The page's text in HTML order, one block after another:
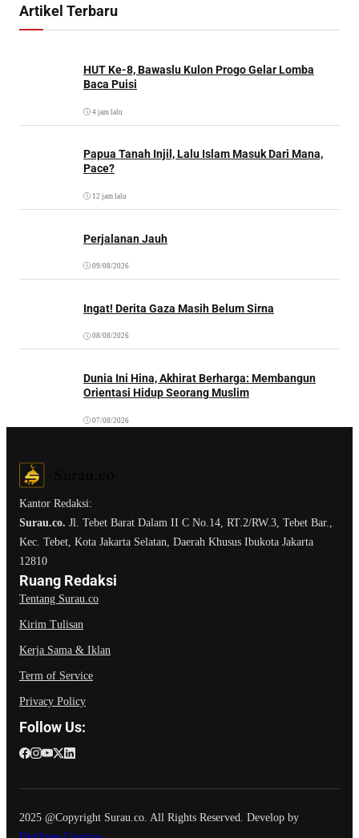
Artikel Terbaru
HUT Ke-8, Bawaslu Kulon Progo Gelar Lomba
Baca Puisi
4 jam lalu
Papua Tanah Injil, Lalu Islam Masuk Dari Mana,
Pace?
12 jam lalu
Perjalanan Jauh
09/08/2026
Ingat! Derita Gaza Masih Belum Sirna
08/08/2026
Dunia Ini Hina, Akhirat Berharga: Membangun
Orientasi Hidup Seorang Muslim
07/08/2026
Kantor Redaksi:
Surau.co. Jl. Tebet Barat Dalam II C No.14, RT.2/RW.3, Tebet Bar.,
Kec. Tebet, Kota Jakarta Selatan, Daerah Khusus Ibukota Jakarta
12810
Ruang Redaksi
Tentang Surau.co
Kirim Tulisan
Kerja Sama & Iklan
Term of Service
Privacy Policy
Follow Us:
2025 @Copyright Surau.co. All Rights Reserved. Develop by